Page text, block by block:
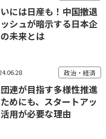
には日産も！中国撤退
シュが暗示する日本企
未来とは
政治・経済
連が目指す多様性推進
めにも、スタートアッ
用が必要な理由